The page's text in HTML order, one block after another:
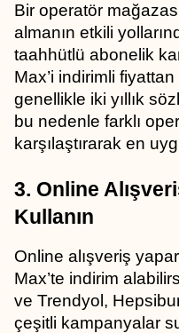
Bir operatör
almanın etkili
taahhütlü abonelik
Max’i indirimli
genellikle iki yıllık
bu nedenle farklı
karşılaştırarak en
3. Online
Kullanın
Online alışveriş
Max’te indirim
ve Trendyol,
çeşitli kampanyalar